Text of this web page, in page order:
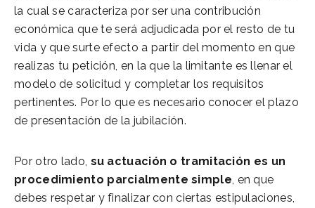
la cual se caracteriza por ser una contribución
económica que te será adjudicada por el resto de tu
vida y que surte efecto a partir del momento en que
realizas tu petición, en la que la limitante es llenar el
modelo de solicitud y completar los requisitos
pertinentes. Por lo que es necesario conocer el plazo
de presentación de la jubilación.
Por otro lado, su actuación o tramitación es un
procedimiento parcialmente simple, en que
debes respetar y finalizar con ciertas estipulaciones,